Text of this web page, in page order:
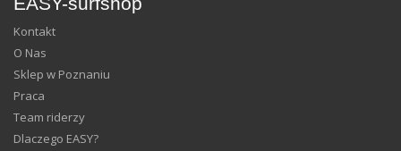
Kontakt
O Nas
Sklep w Poznaniu
Praca
Team riderzy
Dlaczego EASY?